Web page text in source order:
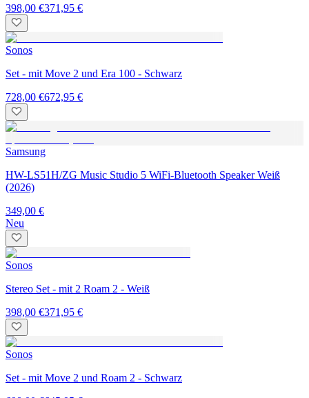
398,00 €371,95 €
Sonos
Set - mit Move 2 und Era 100 - Schwarz
728,00 €672,95 €
Samsung
HW-LS51H/ZG Music Studio 5 WiFi-Bluetooth Speaker Weiß
(2026)
349,00 €
Neu
Sonos
Stereo Set - mit 2 Roam 2 - Weiß
398,00 €371,95 €
Sonos
Set - mit Move 2 und Roam 2 - Schwarz